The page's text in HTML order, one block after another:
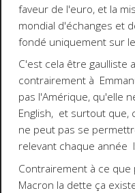
faveur de l'euro, et la
mondial d'échanges et
fondé uniquement sur
C'est cela être gaulliste
contrairement à
pas l'Amérique, qu'elle
English, et surtout que,
ne peut pas se
relevant chaque année
Contrairement à ce
Macron la dette ça